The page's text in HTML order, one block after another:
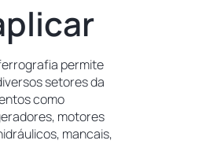
permite
setores da
como
motores
mancais,